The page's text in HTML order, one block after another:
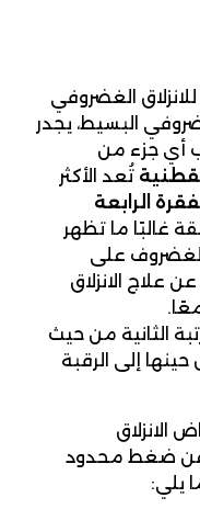
الغضروفي
البسيط، يجدر
أي جزء من
تُعد الأكثر
الرابعة
غالبًا ما تظهر
على
علاج الانزلاق
الثانية من حيث
إلى الرقبة
الانزلاق
عن ضغط محدود
يلي: